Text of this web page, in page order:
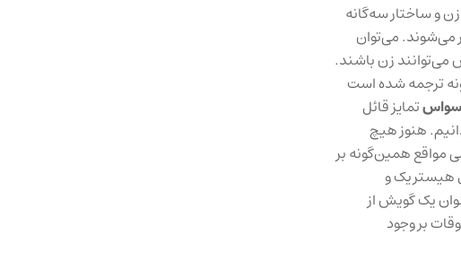
و ساختار سه‌گانه
می‌شوند. می‌توان
می‌توانند زن باشند.
ترجمه شده است
تمایز قائل
هنوز هیچ
مواقع همین‌گونه بر
هیستریک و
یک‌ گویش از
بر وجود